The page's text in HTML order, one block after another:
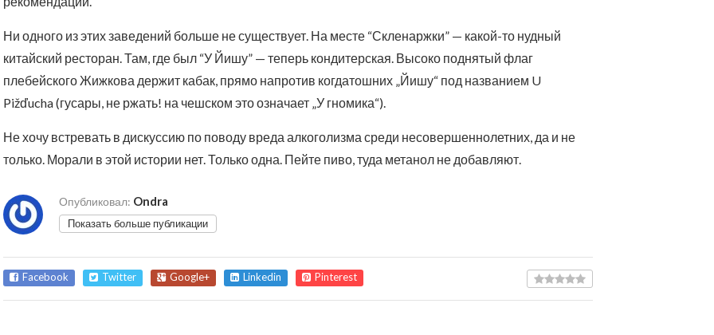
Ни одного из этих заведений больше не существует. На месте “Скленаржки” — какой-то нудный
китайский ресторан. Там, где был “У Йишу” — теперь кондитерская. Высоко поднятый флаг
плебейского Жижкова держит кабак, прямо напротив когдатошних „Йишу“ под названием U
Pižďucha (гусары, не ржать! на чешском это означает „У гномика“).
Не хочу встревать в дискуссию по поводу вреда алкоголизма среди несовершеннолетних, да и не
только. Морали в этой истории нет. Только одна. Пейте пиво, туда метанол не добавляют.
Опубликовал: Ondra
Показать больше публикации
Facebook Twitter Google+ Linkedin Pinterest